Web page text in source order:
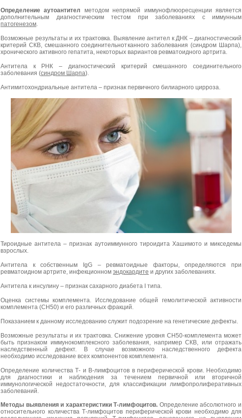
Определение аутоантител
методом непрямой иммунофлюоресценции является
дополнительным диагностическим тестом при заболеваниях с иммунным
патогенезом.
Возможные результаты и их трактовка. Выявление антител к ДНК – диагностический
критерий СКВ, смешанного соединительнотканного заболевания (синдром Шарпа),
хронического активного гепатита, некоторых вариантов ревматоидного артрита.
Антитела к РНК – диагностический критерий смешанного соединительного
заболевания (синдром Шарпа).
Антимитохондриальные антитела – признак первичного билиарного цирроза.
Тироидные антитела – признак аутоиммунного тироидита Хашимото и микседемы
взрослых.
Антитела к собственным IgG – ревматоидные факторы, определяются при
ревматоидном артрите, инфекционном эндокардите и других заболеваниях.
Антитела к инсулину – признак сахарного диабета I типа.
Оценка системы комплемента. Исследование общей гемолитической активности
комплемента (СН50) и его различных фракций.
Показанием к данному исследованию служит подозрение на генетические дефекты.
Возможные результаты и их трактовка. Снижение уровня СН50-комплемента может
быть признаком иммунокомплексного заболевания, например СКВ, или отражать
наследственный дефект. В случае возможного наследственного дефекта
необходимо исследование всех компонентов комплемента.
Определение количества Т- и В-лимфоцитов в периферической крови. Необходимо
для диагностики и наблюдения за течением первичной или вторичной
иммунологической недостаточности, для классификации лимфопролиферативных
заболеваний.
Методы выявления и характеристики Т-лимфоцитов. Определение абсолютного и
относительного количества Т-лимфоцитов периферической крови необходимо для